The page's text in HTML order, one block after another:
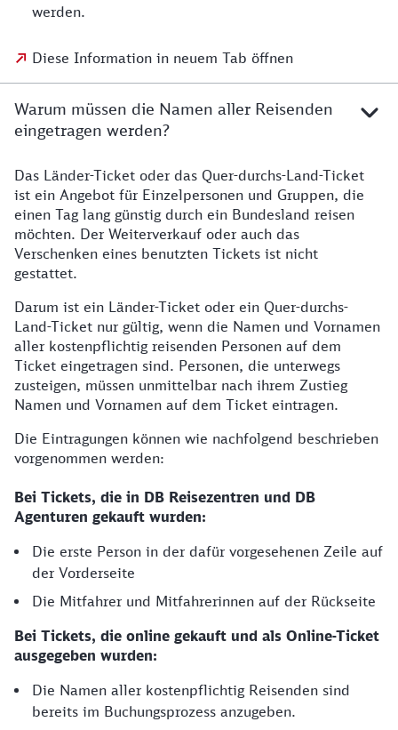
werden.
Diese Information in neuem Tab öffnen
Warum müssen die Namen aller Reisenden
eingetragen werden?
Das Länder-Ticket oder das Quer-durchs-Land-Ticket
ist ein Angebot für Einzelpersonen und Gruppen, die
einen Tag lang günstig durch ein Bundesland reisen
möchten. Der Weiterverkauf oder auch das
Verschenken eines benutzten Tickets ist nicht
gestattet.
Darum ist ein Länder-Ticket oder ein Quer-durchs-
Land-Ticket nur gültig, wenn die Namen und Vornamen
aller kostenpflichtig reisenden Personen auf dem
Ticket eingetragen sind. Personen, die unterwegs
zusteigen, müssen unmittelbar nach ihrem Zustieg
Namen und Vornamen auf dem Ticket eintragen.
Die Eintragungen können wie nachfolgend beschrieben
vorgenommen werden:
Bei Tickets, die in DB Reisezentren und DB
Agenturen gekauft wurden:
Die erste Person in der dafür vorgesehenen Zeile auf
der Vorderseite
Die Mitfahrer und Mitfahrerinnen auf der Rückseite
Bei Tickets, die online gekauft und als Online-Ticket
ausgegeben wurden:
Die Namen aller kostenpflichtig Reisenden sind
bereits im Buchungsprozess anzugeben.